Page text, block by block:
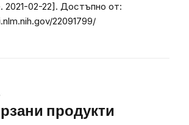
2021-02-22]. Достъпно от:
22091799/
продукти